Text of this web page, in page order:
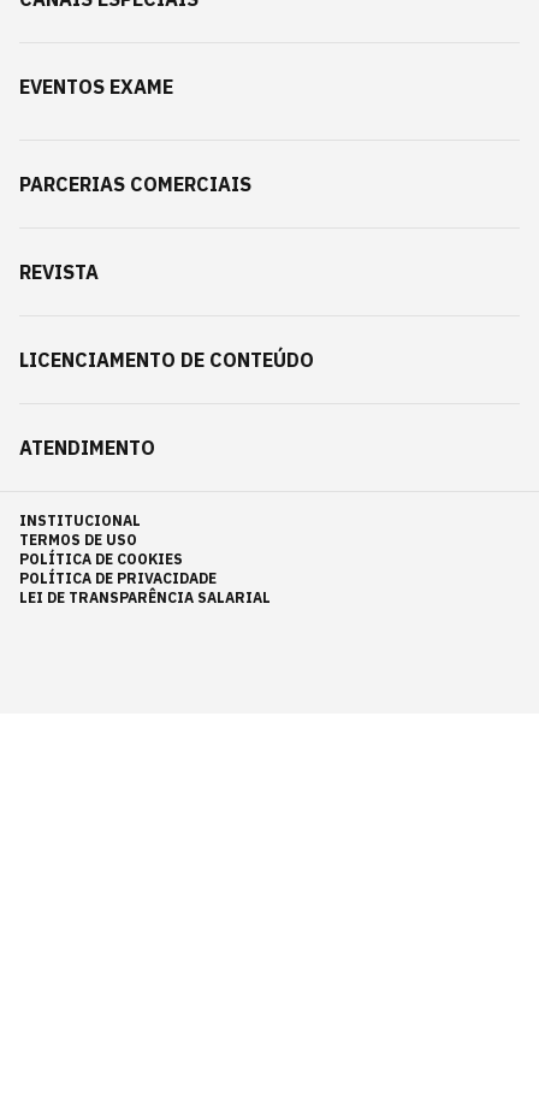
EVENTOS EXAME
PARCERIAS COMERCIAIS
REVISTA
LICENCIAMENTO DE CONTEÚDO
ATENDIMENTO
INSTITUCIONAL
TERMOS DE USO
POLÍTICA DE COOKIES
POLÍTICA DE PRIVACIDADE
LEI DE TRANSPARÊNCIA SALARIAL